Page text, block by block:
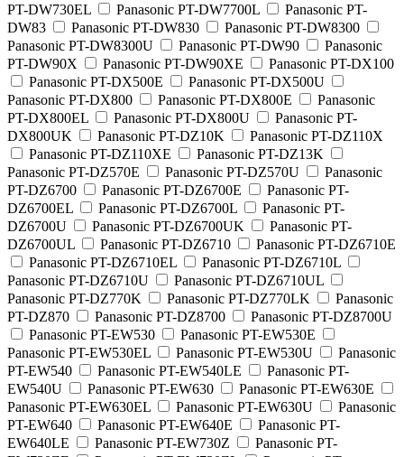
PT-DW730EL
Panasonic PT-DW7700L
Panasonic PT-
DW83
Panasonic PT-DW830
Panasonic PT-DW8300
Panasonic PT-DW8300U
Panasonic PT-DW90
Panasonic
PT-DW90X
Panasonic PT-DW90XE
Panasonic PT-DX100
Panasonic PT-DX500E
Panasonic PT-DX500U
Panasonic PT-DX800
Panasonic PT-DX800E
Panasonic
PT-DX800EL
Panasonic PT-DX800U
Panasonic PT-
DX800UK
Panasonic PT-DZ10K
Panasonic PT-DZ110X
Panasonic PT-DZ110XE
Panasonic PT-DZ13K
Panasonic PT-DZ570E
Panasonic PT-DZ570U
Panasonic
PT-DZ6700
Panasonic PT-DZ6700E
Panasonic PT-
DZ6700EL
Panasonic PT-DZ6700L
Panasonic PT-
DZ6700U
Panasonic PT-DZ6700UK
Panasonic PT-
DZ6700UL
Panasonic PT-DZ6710
Panasonic PT-DZ6710E
Panasonic PT-DZ6710EL
Panasonic PT-DZ6710L
Panasonic PT-DZ6710U
Panasonic PT-DZ6710UL
Panasonic PT-DZ770K
Panasonic PT-DZ770LK
Panasonic
PT-DZ870
Panasonic PT-DZ8700
Panasonic PT-DZ8700U
Panasonic PT-EW530
Panasonic PT-EW530E
Panasonic PT-EW530EL
Panasonic PT-EW530U
Panasonic
PT-EW540
Panasonic PT-EW540LE
Panasonic PT-
EW540U
Panasonic PT-EW630
Panasonic PT-EW630E
Panasonic PT-EW630EL
Panasonic PT-EW630U
Panasonic
PT-EW640
Panasonic PT-EW640E
Panasonic PT-
EW640LE
Panasonic PT-EW730Z
Panasonic PT-